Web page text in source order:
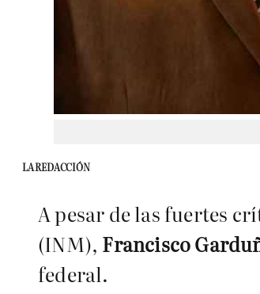
LA REDACCIÓN
A pesar de las fuertes
(INM), Francisco
federal.